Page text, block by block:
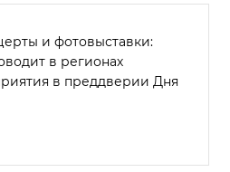
и фотовыставки:
в регионах
в преддверии Дня